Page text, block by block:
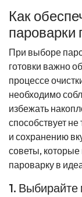
Как
пароварки
При выборе
готовки важно
процессе
необходимо
избежать
способствует
и сохранению
советы,
пароварку в
1.